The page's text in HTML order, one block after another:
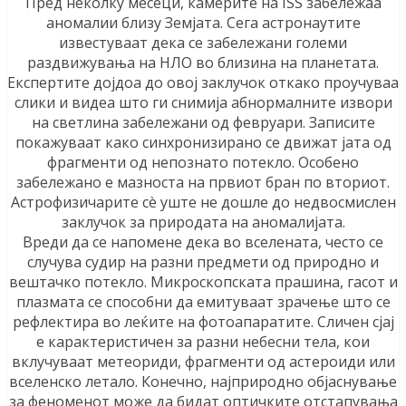
аномалии близу Земјата. Сега астронаутите
известуваат дека се забележани големи
раздвижувања на НЛО во близина на планетата.
Експертите дојдоа до овој заклучок откако проучуваа
слики и видеа што ги снимија абнормалните извори
на светлина забележани од февруари. Записите
покажуваат како синхронизирано се движат јата од
фрагменти од непознато потекло. Особено
забележано е мазноста на првиот бран по вториот.
Астрофизичарите сè уште не дошле до недвосмислен
заклучок за природата на аномалијата.
Вреди да се напомене дека во вселената, често се
случува судир на разни предмети од природно и
вештачко потекло. Микроскопската прашина, гасот и
плазмата се способни да емитуваат зрачење што се
рефлектира во леќите на фотоапаратите. Сличен сјај
е карактеристичен за разни небесни тела, кои
вклучуваат метеориди, фрагменти од астероиди или
вселенско летало. Конечно, најприродно објаснување
за феноменот може да бидат оптичките отстапувања